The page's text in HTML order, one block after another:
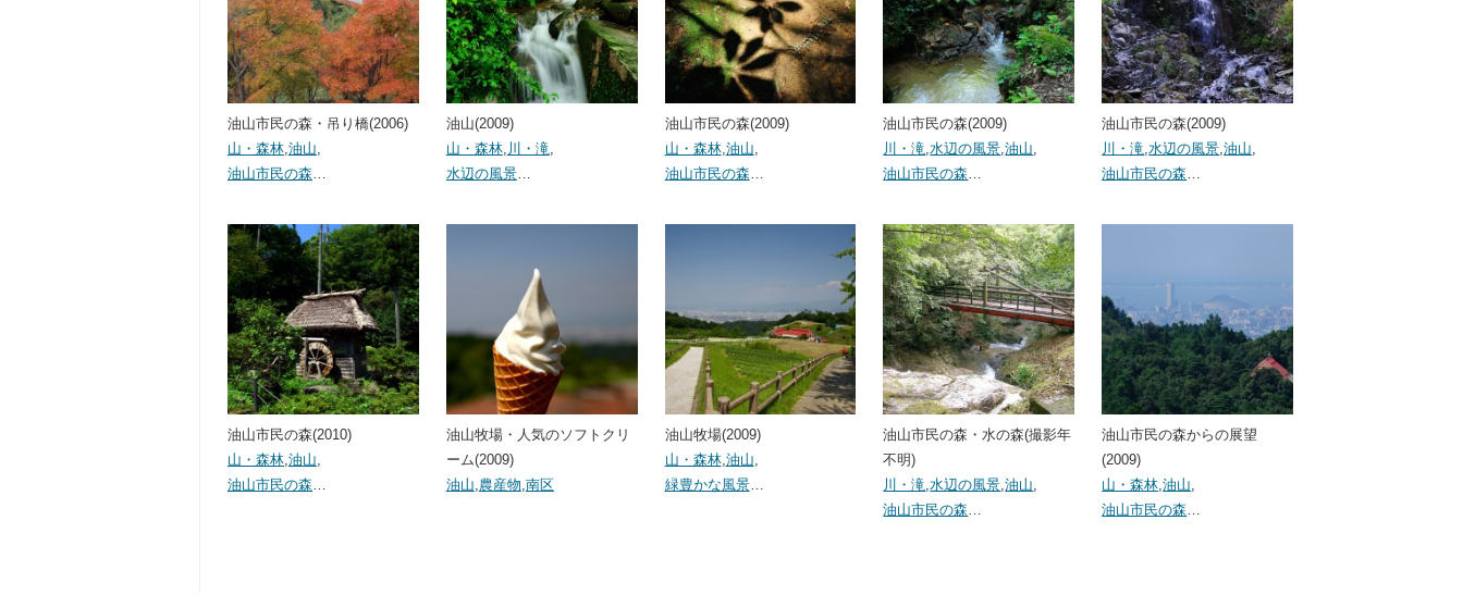
油山市民の森・吊り橋(2006)
山・森林 油山
油山市民の森
油山(2009)
山・森林, 川・滝
水辺の風景…
油山市民の森(2009)
山・森林, 油山
油山市民の森
油山市民の森(2009)
川・滝 ,水辺の風景 ,油山
油山市民の森
油山市民の森(2009)
川・滝 ,水辺の風景 ,油山
油山市民の森
油山市民の森(2010)
山・森林,油山,
油山市民の森…
油山牧場・人気のソフトクリ
ーム(2009)
油山,農産物,南区
油山牧場(2009)
山・森林,油山,
緑豊かな風景…
油山市民の森・水の森(撮影年
不明)
川・滝,水辺の風景,油山,
油山市民の森…
油山市民の森からの展望
(2009)
山・森林,油山,
油山市民の森…